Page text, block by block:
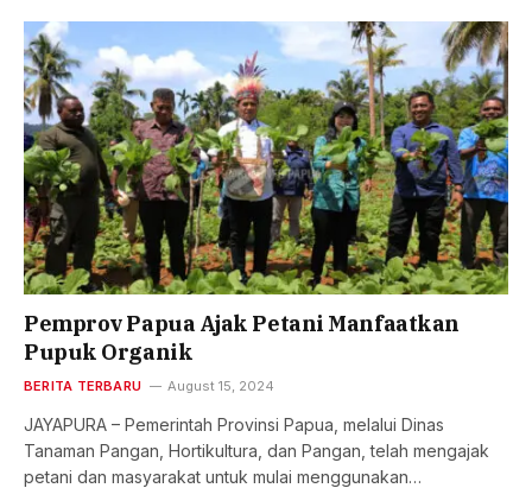
Pemprov Papua Ajak Petani Manfaatkan
Pupuk Organik
BERITA TERBARU August 15, 2024
JAYAPURA – Pemerintah Provinsi Papua, melalui Dinas
Tanaman Pangan, Hortikultura, dan Pangan, telah mengajak
petani dan masyarakat untuk mulai menggunakan…